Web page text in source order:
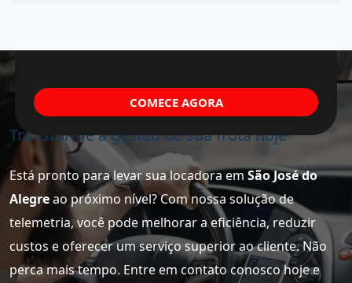
Transforme a gestão de sua frota hoje
Está pronto para levar sua locadora emSão José do
Alegreao próximo nível? Com nossa solução de
telemetria, você pode melhorar a eficiência, reduzir
custos e oferecer um serviço superior ao cliente. Não
perca mais tempo. Entre em contato conosco hoje e
COMECE AGORA